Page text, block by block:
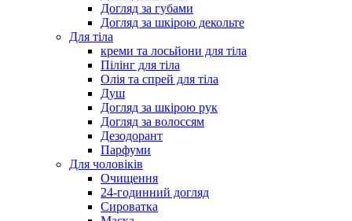
Догляд за губами
Догляд за шкірою декольте
Для тіла
креми та лосьйони для тіла
Пілінг для тіла
Олія та спрей для тіла
Душ
Догляд за шкірою рук
Догляд за волоссям
Дезодорант
Парфуми
Для чоловіків
Очищення
24-годинний догляд
Сироватка